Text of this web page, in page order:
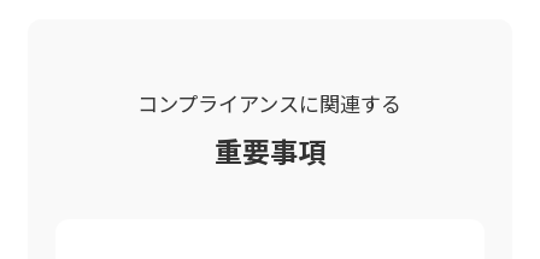
コンプライアンスに関連する
重要事項